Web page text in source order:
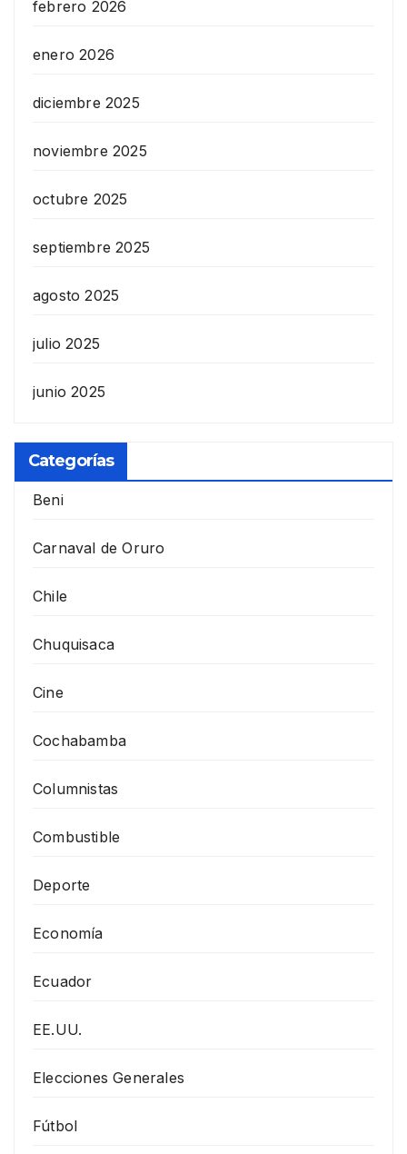
febrero 2026
enero 2026
diciembre 2025
noviembre 2025
octubre 2025
septiembre 2025
agosto 2025
julio 2025
junio 2025
Categorías
Beni
Carnaval de Oruro
Chile
Chuquisaca
Cine
Cochabamba
Columnistas
Combustible
Deporte
Economía
Ecuador
EE.UU.
Elecciones Generales
Fútbol